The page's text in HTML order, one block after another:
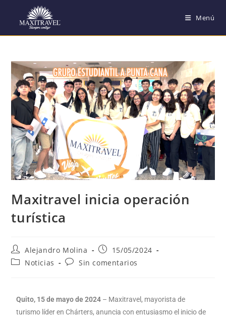
Menú
Maxitravel inicia operación
turística
Alejandro Molina
15/05/2024
Noticias
Sin comentarios
Quito, 15 de mayo de 2024 – Maxitravel, mayorista de
turismo líder en Chárters, anuncia con entusiasmo el inicio de